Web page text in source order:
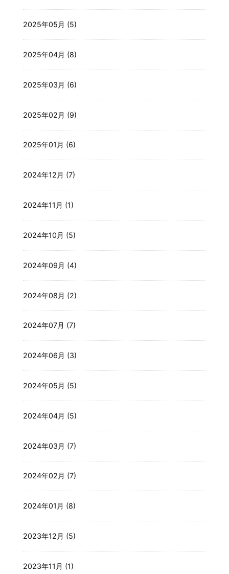
2025年05月 (5)
2025年04月 (8)
2025年03月 (6)
2025年02月 (9)
2025年01月 (6)
2024年12月 (7)
2024年11月 (1)
2024年10月 (5)
2024年09月 (4)
2024年08月 (2)
2024年07月 (7)
2024年06月 (3)
2024年05月 (5)
2024年04月 (5)
2024年03月 (7)
2024年02月 (7)
2024年01月 (8)
2023年12月 (5)
2023年11月 (1)